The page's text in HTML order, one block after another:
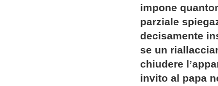
impone
parziale
decisamente
se un
chiudere
invito al papa